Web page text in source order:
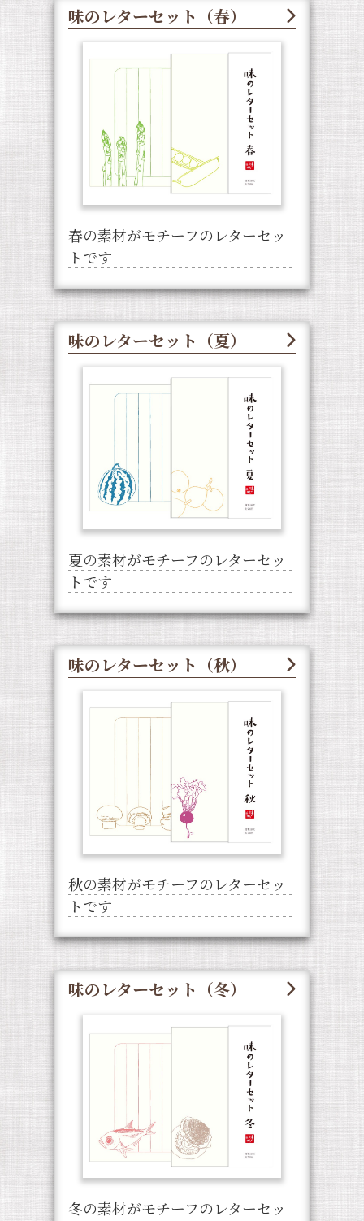
味のレターセット（春）
春の素材がモチーフのレターセッ
トです
味のレターセット（夏）
夏の素材がモチーフのレターセッ
トです
味のレターセット（秋）
秋の素材がモチーフのレターセッ
トです
味のレターセット（冬）
冬の素材がモチーフのレターセッ